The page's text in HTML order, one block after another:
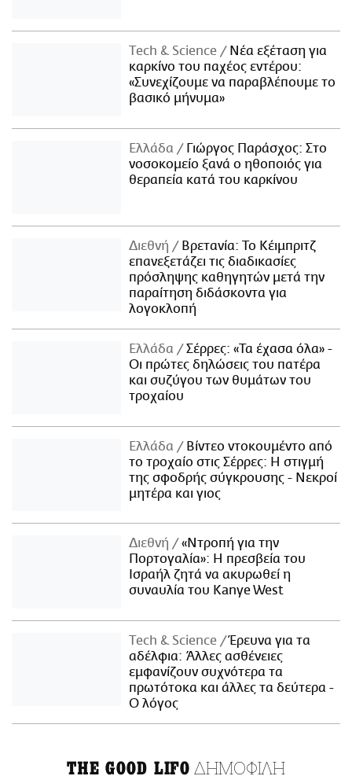
Τech & Science
Νέα εξέταση για
καρκίνο του παχέος εντέρου:
«Συνεχίζουμε να παραβλέπουμε το
βασικό μήνυμα»
Ελλάδα
Γιώργος Παράσχος: Στο
νοσοκομείο ξανά ο ηθοποιός για
θεραπεία κατά του καρκίνου
Διεθνή
Βρετανία: Το Κέιμπριτζ
επανεξετάζει τις διαδικασίες
πρόσληψης καθηγητών μετά την
παραίτηση διδάσκοντα για
λογοκλοπή
Ελλάδα
Σέρρες: «Τα έχασα όλα» -
Οι πρώτες δηλώσεις του πατέρα
και συζύγου των θυμάτων του
τροχαίου
Ελλάδα
Βίντεο ντοκουμέντο από
το τροχαίο στις Σέρρες: Η στιγμή
της σφοδρής σύγκρουσης - Νεκροί
μητέρα και γιος
Διεθνή
«Ντροπή για την
Πορτογαλία»: Η πρεσβεία του
Ισραήλ ζητά να ακυρωθεί η
συναυλία του Kanye West
Τech & Science
Έρευνα για τα
αδέλφια: Άλλες ασθένειες
εμφανίζουν συχνότερα τα
πρωτότοκα και άλλες τα δεύτερα -
Ο λόγος
THE GOOD LIFO ΔΗΜΟΦΙΛΗ